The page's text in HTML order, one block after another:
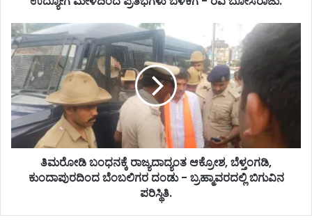
ತಿಮರೋಡಿ ಬಂಧನಕ್ಕೆ ರಾಜ್ಯದಾದ್ಯಂತ ಆಕ್ರೋಶ, ಬೆಳ್ತಂಗಡಿ,
ಕುಂದಾಪುರದಿಂದ ಬೆಂಬಲಿಗರ ದಂಡು - ಬ್ರಹ್ಮಾವರದಲ್ಲಿ ಬಿಗುವಿನ
ಪರಿಸ್ಥಿತಿ.